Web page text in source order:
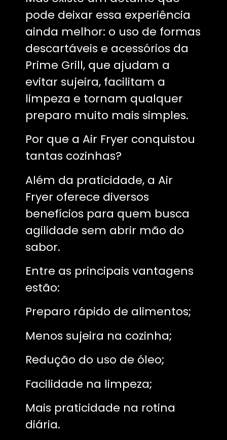
pode deixar essa experiência
ainda melhor: o uso de formas
descartáveis e acessórios da
Prime Grill, que ajudam a
evitar sujeira, facilitam a
limpeza e tornam qualquer
preparo muito mais simples.
Por que a Air Fryer conquistou
tantas cozinhas?
Além da praticidade, a Air
Fryer oferece diversos
benefícios para quem busca
agilidade sem abrir mão do
sabor.
Entre as principais vantagens
estão:
Preparo rápido de alimentos;
Menos sujeira na cozinha;
Redução do uso de óleo;
Facilidade na limpeza;
Mais praticidade na rotina
diária.